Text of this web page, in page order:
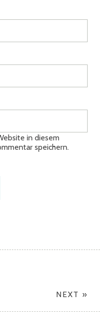
in diesem
speichern.
NEXT »